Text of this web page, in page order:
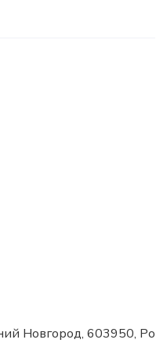
Новгород, 603950,